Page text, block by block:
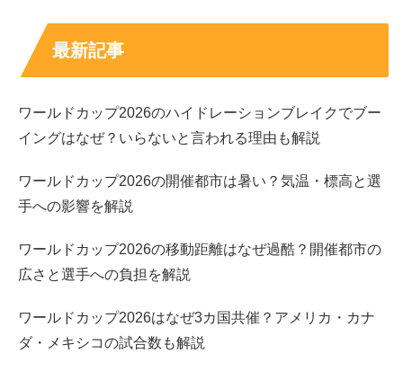
追記させていただきました。
お問い合わせくださった方、ありがとうございました！
最新記事
ワールドカップ2026のハイドレーションブレイクでブー
イングはなぜ？いらないと言われる理由も解説
ワールドカップ2026の開催都市は暑い？気温・標高と選
手への影響を解説
ワールドカップ2026の移動距離はなぜ過酷？開催都市の
広さと選手への負担を解説
ワールドカップ2026はなぜ3カ国共催？アメリカ・カナ
ダ・メキシコの試合数も解説